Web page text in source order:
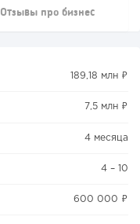
Отзывы про бизнес
189,18 млн ₽
7,5 млн ₽
4 месяца
4 – 10
600 000 ₽